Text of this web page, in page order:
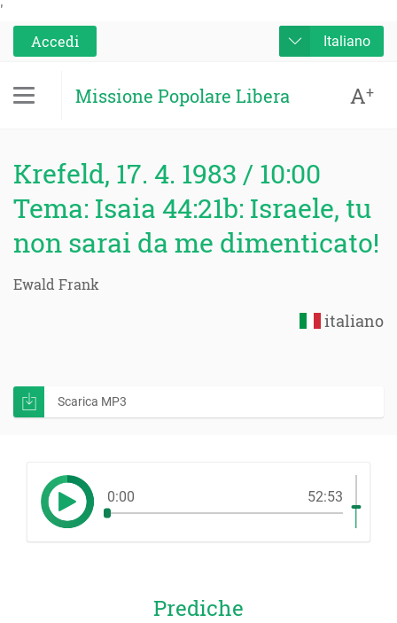
'
Accedi
Italiano
Missione Popolare Libera A+
Krefeld, 17. 4. 1983 / 10:00
Tema: Isaia 44:21b: Israele, tu
non sarai da me dimenticato!
Ewald Frank
italiano
Scarica MP3
0:00 52:53
Prediche